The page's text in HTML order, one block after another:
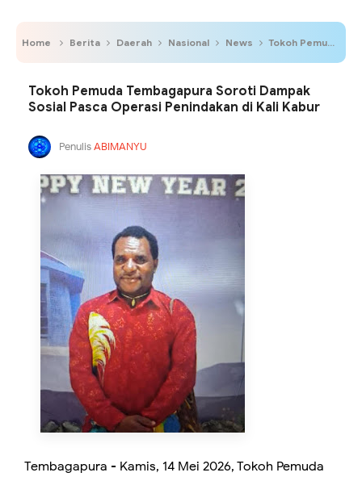
Home Berita Daerah Nasional News Tokoh Pemuda Tembagapura Soroti Dampak Sosial Pasca Operasi Penindakan di Kali Kabur
Tokoh Pemuda Tembagapura Soroti Dampak
Sosial Pasca Operasi Penindakan di Kali Kabur
PenulisABIMANYU
Tembagapura - Kamis, 14 Mei 2026, Tokoh Pemuda